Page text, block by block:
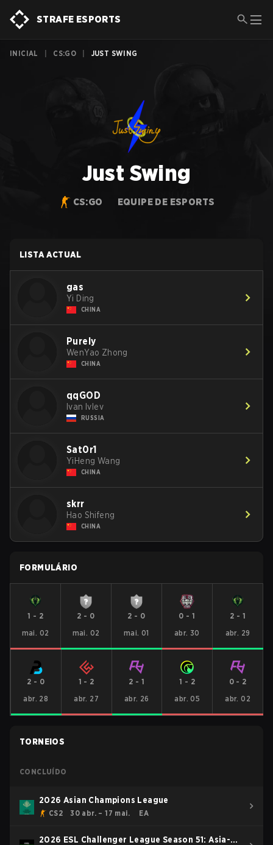
STRAFE ESPORTS
INICIAL CS:GO JUST SWING
Just Swing
CS:GO EQUIPE DE ESPORTS
LISTA ACTUAL
gas
Yi Ding
CHINA
Purely
WenYao Zhong
CHINA
qqGOD
Ivan Ivlev
RUSSIA
Sat0r1
YiHeng Wang
CHINA
skrr
Hao Shifeng
CHINA
FORMULÁRIO
1 - 2
mai. 02
2 - 0
mai. 02
2 - 0
mai. 01
0 -1
abr. 30
2 - 1
abr. 29
2 - 0
abr. 28
1 - 2
abr. 27
2 -1
abr. 26
1 - 2
abr. 05
0- 2
abr. 02
TORNEIOS
CONCLUÍDO
2026 Asian Champions League
CS2 30 abr. – 17 mai. EA
2026 ESL Challenger League Season 51: Asia-